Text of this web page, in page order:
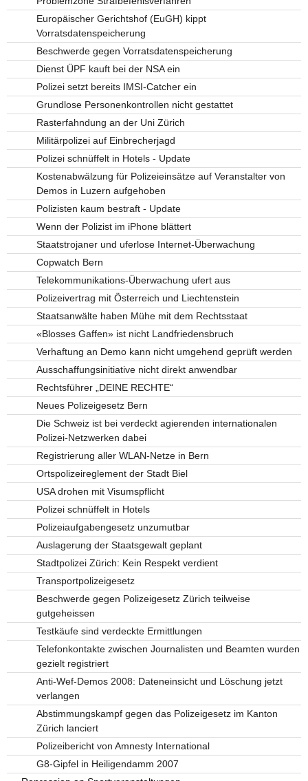
Europäischer Gerichtshof (EuGH) kippt
Vorratsdatenspeicherung
Beschwerde gegen Vorratsdatenspeicherung
Dienst ÜPF kauft bei der NSA ein
Polizei setzt bereits IMSI-Catcher ein
Grundlose Personenkontrollen nicht gestattet
Rasterfahndung an der Uni Zürich
Militärpolizei auf Einbrecherjagd
Polizei schnüffelt in Hotels - Update
Kostenabwälzung für Polizeieinsätze auf Veranstalter von
Demos in Luzern aufgehoben
Polizisten kaum bestraft - Update
Wenn der Polizist im iPhone blättert
Staatstrojaner und uferlose Internet-Überwachung
Copwatch Bern
Telekommunikations-Überwachung ufert aus
Polizeivertrag mit Österreich und Liechtenstein
Staatsanwälte haben Mühe mit dem Rechtsstaat
«Blosses Gaffen» ist nicht Landfriedensbruch
Verhaftung an Demo kann nicht umgehend geprüft werden
Ausschaffungsinitiative nicht direkt anwendbar
Rechtsführer „DEINE RECHTE“
Neues Polizeigesetz Bern
Die Schweiz ist bei verdeckt agierenden internationalen
Polizei-Netzwerken dabei
Registrierung aller WLAN-Netze in Bern
Ortspolizeireglement der Stadt Biel
USA drohen mit Visumspflicht
Polizei schnüffelt in Hotels
Polizeiaufgabengesetz unzumutbar
Auslagerung der Staatsgewalt geplant
Stadtpolizei Zürich: Kein Respekt verdient
Transportpolizeigesetz
Beschwerde gegen Polizeigesetz Zürich teilweise
gutgeheissen
Testkäufe sind verdeckte Ermittlungen
Telefonkontakte zwischen Journalisten und Beamten wurden
gezielt registriert
Anti-Wef-Demos 2008: Dateneinsicht und Löschung jetzt
verlangen
Abstimmungskampf gegen das Polizeigesetz im Kanton
Zürich lanciert
Polizeibericht von Amnesty International
G8-Gipfel in Heiligendamm 2007